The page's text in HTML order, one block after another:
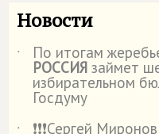
Новости
˙ По итогам
РОССИЯ займет
избирательном
Госдуму
❗️❗️❗️Сергей